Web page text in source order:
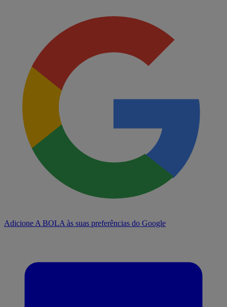
Adicione A BOLA às suas preferências do Google